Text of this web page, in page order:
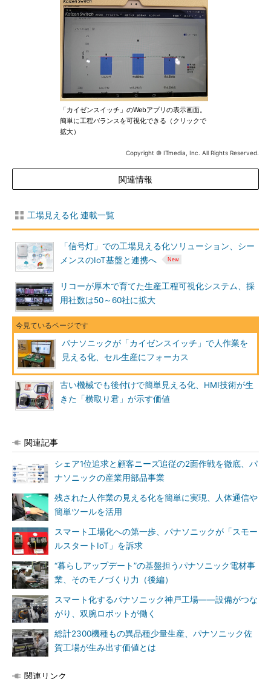
「カイゼンスイッチ」のWebアプリの表示画面。
簡単に工程バランスを可視化できる（クリックで
拡大）
Copyright © ITmedia, Inc. All Rights Reserved.
関連情報
工場見える化 連載一覧
「信号灯」での工場見える化ソリューション、シー
メンスのIoT基盤と連携へ
リコーが厚木で育てた生産工程可視化システム、採
用社数は50～60社に拡大
パナソニックが「カイゼンスイッチ」で人作業を
見える化、セル生産にフォーカス
古い機械でも後付けで簡単見える化、HMI技術が生
きた「横取り君」が示す価値
関連記事
シェア1位追求と顧客ニーズ追従の2面作戦を徹底、パ
ナソニックの産業用部品事業
残された人作業の見える化を簡単に実現、人体通信や
簡単ツールを活用
スマート工場化への第一歩、パナソニックが「スモー
ルスタートIoT」を訴求
“暮らしアップデート”の基盤担うパナソニック電材事
業、そのモノづくり力（後編）
スマート化するパナソニック神戸工場――設備がつな
がり、双腕ロボットが働く
総計2300機種もの異品種少量生産、パナソニック佐
賀工場が生み出す価値とは
関連リンク